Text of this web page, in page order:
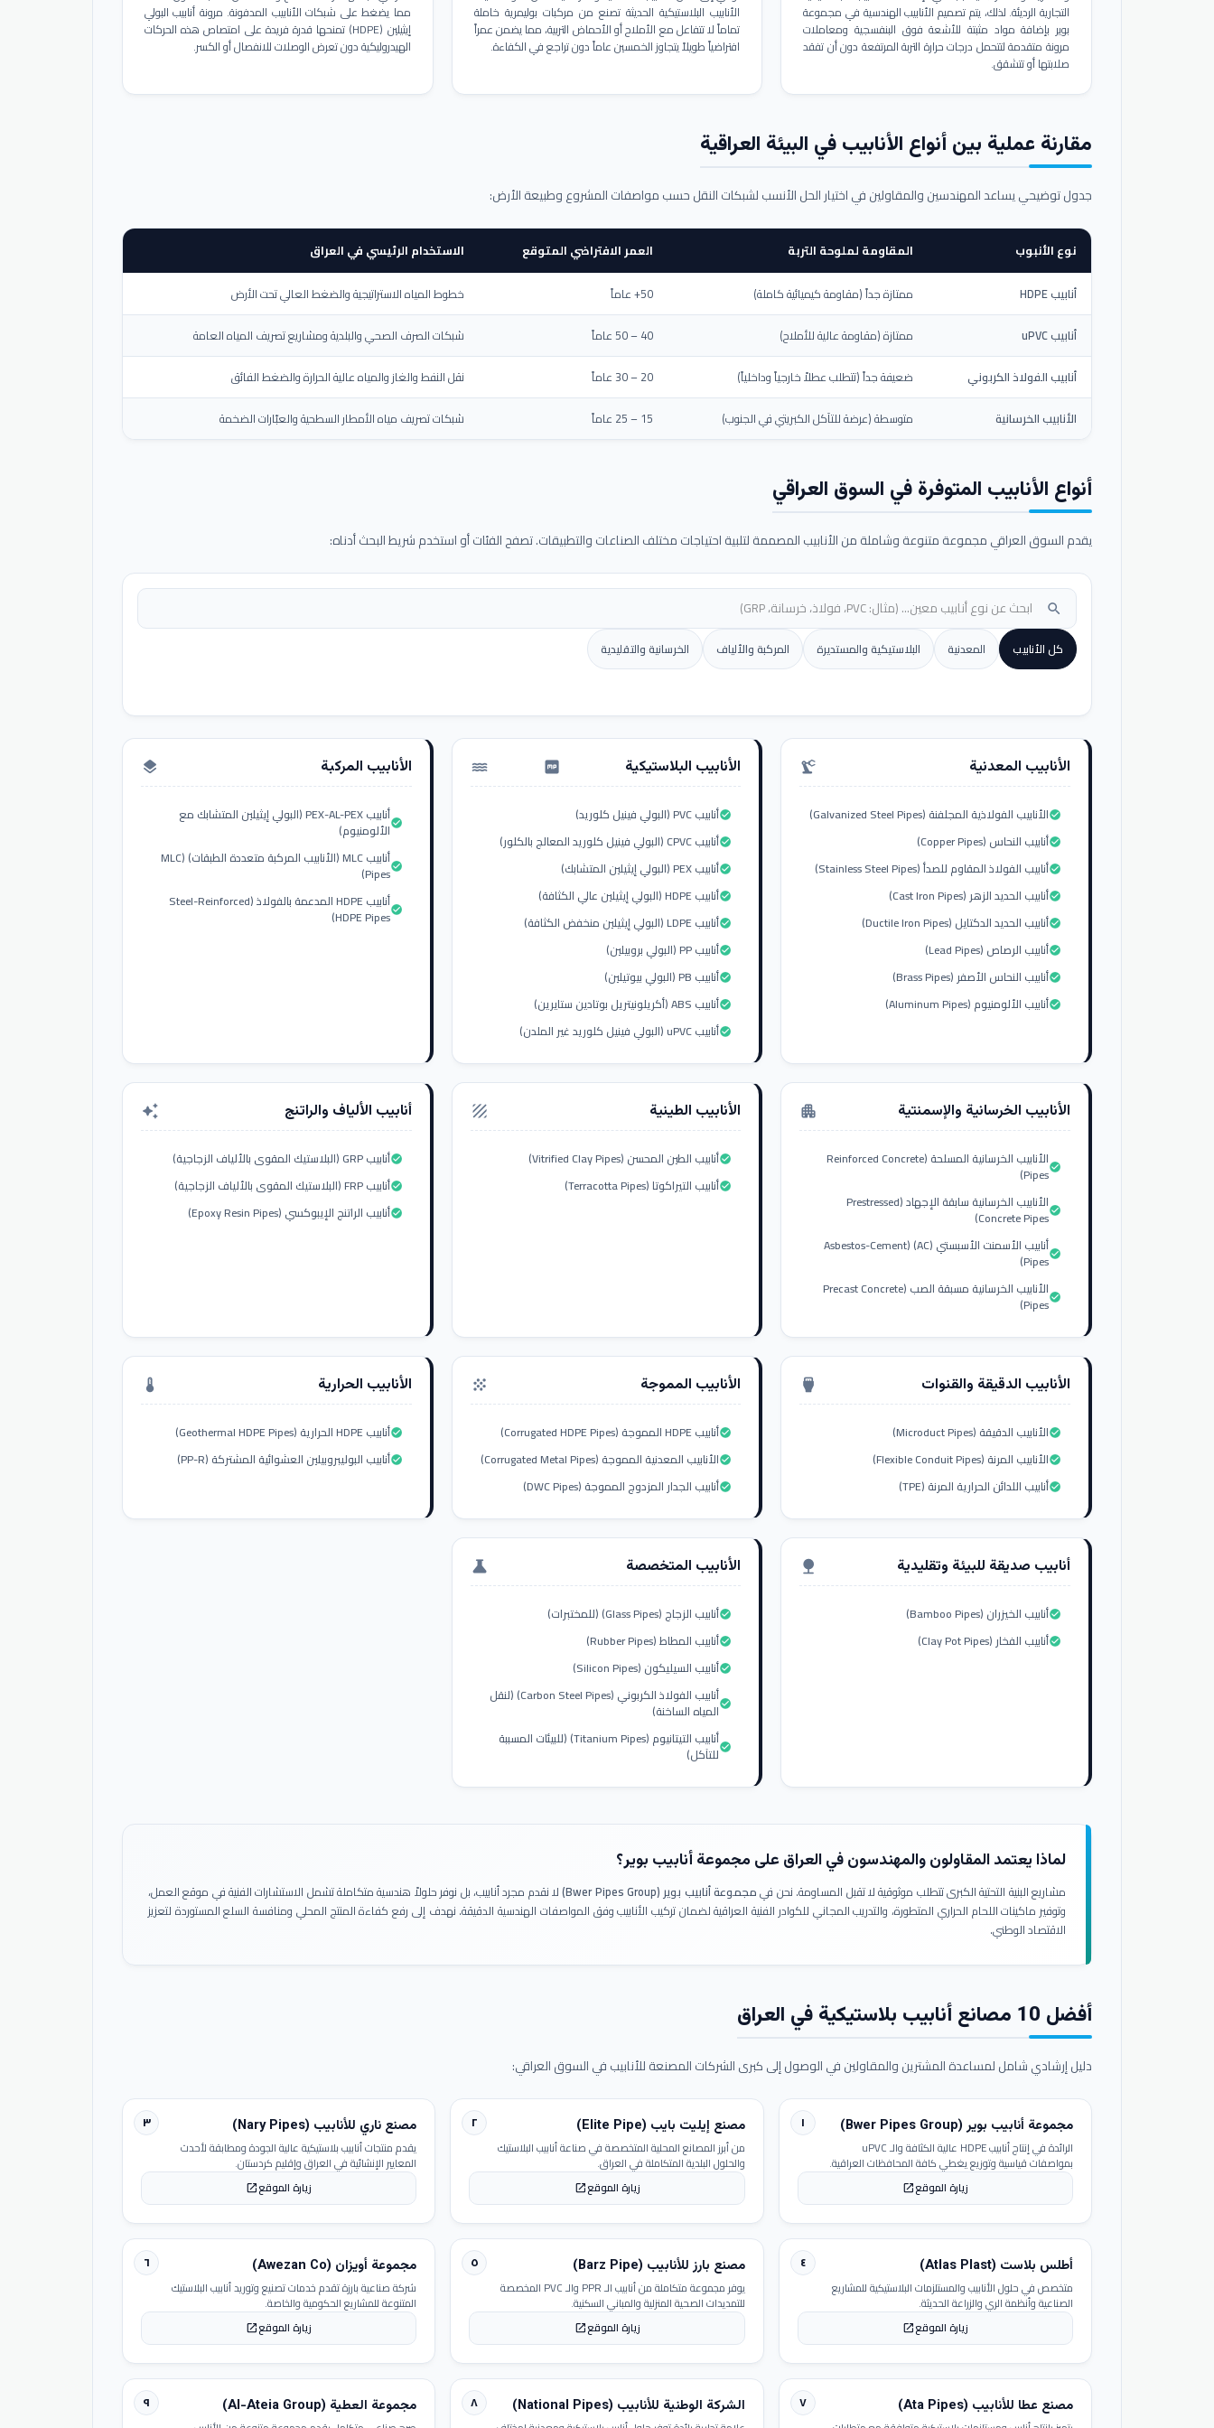
التجارية الرديئة. لذلك، يتم تصميم الأنابيب الهندسية في مجموعة
بوير بإضافة مواد مثبتة للأشعة فوق البنفسجية ومعاملات
مرونة متقدمة لتتحمل درجات حرارة التربة المرتفعة دون أن تفقد
صلابتها أو تتشقق.
الأنابيب البلاستيكية الحديثة تصنع من مركبات بوليمرية خاملة
تماماً لا تتفاعل مع الأملاح أو الأحماض التربية، مما يضمن عمراً
افتراضياً طويلاً يتجاوز الخمسين عاماً دون تراجع في الكفاءة.
مما يضغط على شبكات الأنابيب المدفونة. مرونة أنابيب البولي
إيثيلين (HDPE) تمنحها قدرة فريدة على امتصاص هذه الحركات
الهيدروليكية دون تعرض الوصلات للانفصال أو الكسر.
مقارنة عملية بين أنواع الأنابيب في البيئة العراقية
جدول توضيحي يساعد المهندسين والمقاولين في اختيار الحل الأنسب لشبكات النقل حسب مواصفات المشروع وطبيعة الأرض:
نوع الأنبوب المقاومة لملوحة التربة العمر الافتراضي المتوقع الاستخدام الرئيسي في العراق
أنابيب HDPE ممتازة جداً (مقاومة كيميائية كاملة) 50+ عاماً
خطوط المياه الاستراتيجية والضغط العالي تحت الأرض
أنابيب uPVC
ممتازة (مقاومة عالية للأملاح) 40 – 50 عاماً
شبكات الصرف الصحي والبلدية ومشاريع تصريف المياه العامة
أنابيب الفولاذ الكربوني
ضعيفة جداً (تتطلب عطلاً خارجياً وداخلياً) 20 – 30 عاماً
نقل النفط والغاز والمياه عالية الحرارة والضغط الفائق
الأنابيب الخرسانية
متوسطة (عرضة للتآكل الكبريتي في الجنوب) 15 – 25 عاماً شبكات تصريف مياه الأمطار السطحية والعبّارات الضخمة
أنواع الأنابيب المتوفرة في السوق العراقي
يقدم السوق العراقي مجموعة متنوعة وشاملة من الأنابيب المصممة لتلبية احتياجات مختلف الصناعات والتطبيقات. تصفح الفئات أو استخدم شريط البحث أدناه:
search
كل الأنابيب المعدنية البلاستيكية والمستديرة المركبة والألياف الخرسانية والتقليدية
الأنابيب المعدنية precision_manufacturing
الأنابيب الفولاذية المجلفنة (Galvanized Steel Pipes)check_circle
أنابيب النحاس (Copper Pipes)check_circle
أنابيب الفولاذ المقاوم للصدأ (Stainless Steel Pipes)check_circle
أنابيب الحديد الزهر (Cast Iron Pipes)check_circle
أنابيب الحديد الدكتايل (Ductile Iron Pipes)check_circle
أنابيب الرصاص (Lead Pipes)check_circle
أنابيب النحاس الأصفر (Brass Pipes)check_circle
أنابيب الألومنيوم (Aluminum Pipes)check_circle
الأنابيب البلاستيكية water_pump
أنابيب PVC (البولي فينيل كلوريد)check_circle
أنابيب CPVC (البولي فينيل كلوريد المعالج بالكلور)check_circle
أنابيب PEX (البولي إيثيلين المتشابك)check_circle
أنابيب HDPE (البولي إيثيلين عالي الكثافة)check_circle
أنابيب LDPE (البولي إيثيلين منخفض الكثافة)check_circle
أنابيب PP (البولي بروبيلين)check_circle
أنابيب PB (البولي بيوتيلين)check_circle
أنابيب ABS (أكريلونيتريل بوتادين ستايرين)check_circle
أنابيب uPVC (البولي فينيل كلوريد غير الملدن)check_circle
الأنابيب المركبة layers
أنابيب PEX-AL-PEX (البولي إيثيلين المتشابك مع
الألومنيوم)check_circle
أنابيب MLC (الأنابيب المركبة متعددة الطبقات) (MLC
Pipes)check_circle
أنابيب HDPE المدعمة بالفولاذ (Steel-Reinforced
HDPE Pipes)check_circle
الأنابيب الخرسانية والإسمنتية apartment
الأنابيب الخرسانية المسلحة (Reinforced Concrete
Pipes)check_circle
الأنابيب الخرسانية سابقة الإجهاد (Prestressed
Concrete Pipes)check_circle
أنابيب الأسمنت الأسبستي (AC) (Asbestos-Cement
Pipes)check_circle
الأنابيب الخرسانية مسبقة الصب (Precast Concrete
Pipes)check_circle
الأنابيب الطينية texture
أنابيب الطين المحسن (Vitrified Clay Pipes)check_circle
أنابيب التيراكوتا (Terracotta Pipes)check_circle
أنابيب الألياف والراتنج auto_awesome
أنابيب GRP (البلاستيك المقوى بالألياف الزجاجية)check_circle
أنابيب FRP (البلاستيك المقوى بالألياف الزجاجية)check_circle
أنابيب الراتنج الإيبوكسي (Epoxy Resin Pipes)check_circle
الأنابيب الدقيقة والقنوات settings_input_hdmi
الأنابيب الدقيقة (Microduct Pipes)check_circle
الأنابيب المرنة (Flexible Conduit Pipes)check_circle
أنابيب اللدائن الحرارية المرنة (TPE)check_circle
الأنابيب المموجة grain
أنابيب HDPE المموجة (Corrugated HDPE Pipes)check_circle
الأنابيب المعدنية المموجة (Corrugated Metal Pipes)check_circle
أنابيب الجدار المزدوج المموجة (DWC Pipes)check_circle
الأنابيب الحرارية thermostat
أنابيب HDPE الحرارية (Geothermal HDPE Pipes)check_circle
أنابيب البوليبروبيلين العشوائية المشتركة (PP-R)check_circle
أنابيب صديقة للبيئة وتقليدية nature
أنابيب الخيزران (Bamboo Pipes)check_circle
أنابيب الفخار (Clay Pot Pipes)check_circle
الأنابيب المتخصصة science
أنابيب الزجاج (Glass Pipes) (للمختبرات)check_circle
أنابيب المطاط (Rubber Pipes)check_circle
أنابيب السيليكون (Silicon Pipes)check_circle
أنابيب الفولاذ الكربوني (Carbon Steel Pipes) (لنقل
المياه الساخنة)check_circle
أنابيب التيتانيوم (Titanium Pipes) (للبيئات المسببة
للتآكل)check_circle
لماذا يعتمد المقاولون والمهندسون في العراق على مجموعة أنابيب بوير؟
مشاريع البنية التحتية الكبرى تتطلب موثوقية لا تقبل المساومة. نحن فيمجموعة أنابيب بوير (Bwer Pipes Group)
لا نقدم مجرد أنابيب، بل نوفر حلولاً هندسية متكاملة تشمل الاستشارات الفنية في موقع العمل،
وتوفير ماكينات اللحام الحراري المتطورة، والتدريب المجاني للكوادر الفنية العراقية لضمان تركيب الأنابيب وفق المواصفات الهندسية الدقيقة. نهدف إلى رفع كفاءة المنتج المحلي ومنافسة السلع المستوردة لتعزيز
الاقتصاد الوطني.
أفضل 10 مصانع أنابيب بلاستيكية في العراق
دليل إرشادي شامل لمساعدة المشترين والمقاولين في الوصول إلى كبرى الشركات المصنعة للأنابيب في السوق العراقي:
١ مجموعة أنابيب بوير (Bwer Pipes Group)
الرائدة في إنتاج أنابيب HDPE عالية الكثافة والـ uPVC
بمواصفات قياسية وتوزيع يغطي كافة المحافظات العراقية.
زيارة الموقعopen_in_new
٢ مصنع إيليت بايب (Elite Pipe)
من أبرز المصانع المحلية المتخصصة في صناعة أنابيب البلاستيك
والحلول البلدية المتكاملة في العراق.
زيارة الموقعopen_in_new
٣ مصنع ناري للأنابيب (Nary Pipes)
يقدم منتجات أنابيب بلاستيكية عالية الجودة ومطابقة لأحدث
المعايير الإنشائية في العراق وإقليم كردستان.
زيارة الموقعopen_in_new
٤ أطلس بلاست (Atlas Plast)
متخصص في حلول الأنابيب والمستلزمات البلاستيكية للمشاريع
الصناعية وأنظمة الري والزراعة الحديثة.
زيارة الموقعopen_in_new
٥ مصنع بارز للأنابيب (Barz Pipe)
يوفر مجموعة متكاملة من أنابيب الـ PPR والـ PVC المخصصة
للتمديدات الصحية المنزلية والمباني السكنية.
زيارة الموقعopen_in_new
٦ مجموعة أويزان (Awezan Co)
شركة صناعية بارزة تقدم خدمات تصنيع وتوريد أنابيب البلاستيك
المتنوعة للمشاريع الحكومية والخاصة.
زيارة الموقعopen_in_new
٧ مصنع عطا للأنابيب (Ata Pipes) ٨ الشركة الوطنية للأنابيب (National Pipes) ٩ مجموعة العطية (Al-Ateia Group)